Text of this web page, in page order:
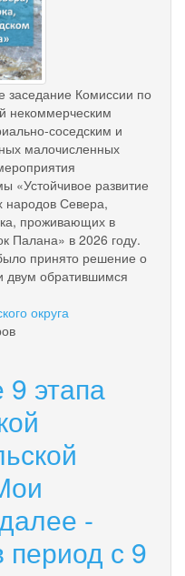
заседание Комиссии по
некоммерческим
соседским и
малочисленных
«Устойчивое развитие
народов Севера,
проживающих в
Палана» в 2026 году.
принято решение о
двум обратившимся
округа
этапа
-
с 9